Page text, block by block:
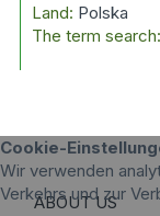
Land: Polska
The term search:
Cookie-
Wir verwenden
Verkehrs und zur
ABOUT US